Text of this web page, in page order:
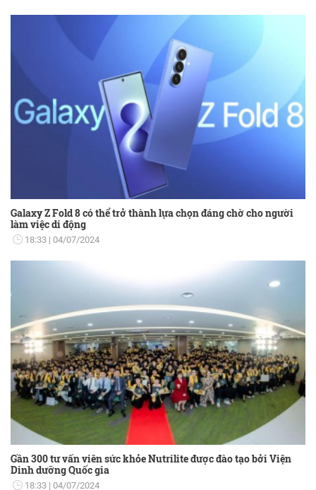
Galaxy Z Fold 8 có thể trở thành lựa chọn đáng chờ cho người
làm việc di động
18:33 04/07/2024
Gần 300 tư vấn viên sức khỏe Nutrilite được đào tạo bởi Viện
Dinh dưỡng Quốc gia
18:33 04/07/2024